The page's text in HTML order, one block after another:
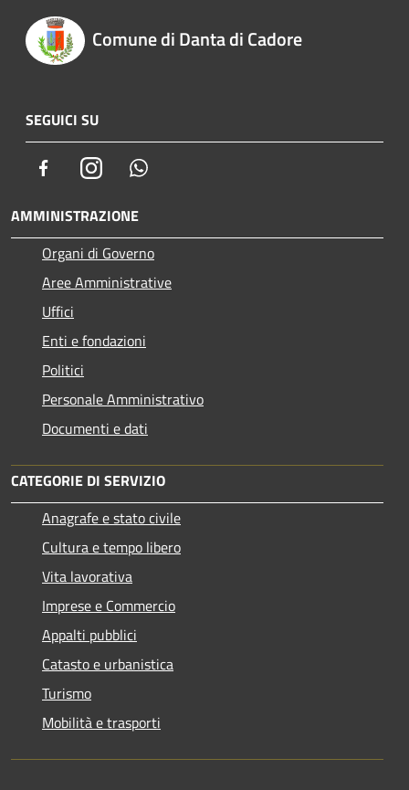
Comune di Danta di Cadore
SEGUICI SU
FacebookInstagram
AMMINISTRAZIONE
Organi di Governo
Aree Amministrative
Uffici
Enti e fondazioni
Politici
Personale Amministrativo
Documenti e dati
CATEGORIE DI SERVIZIO
Anagrafe e stato civile
Cultura e tempo libero
Vita lavorativa
Imprese e Commercio
Appalti pubblici
Catasto e urbanistica
Turismo
Mobilità e trasporti